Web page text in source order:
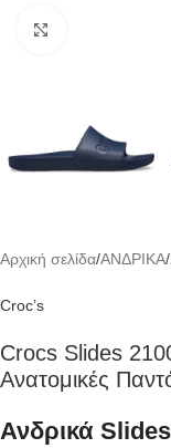
Αρχική σελίδα/ΑΝΔΡΙΚΑ/
Croc’s
Crocs Slides
Ανατομικές
Ανδρικά